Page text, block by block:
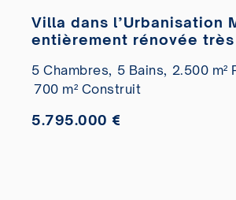
Villa dans l’Urbanisation
entièrement rénovée
5 Chambres, 5 Bains, 2.500 m²
700 m² Construit
5.795.000 €